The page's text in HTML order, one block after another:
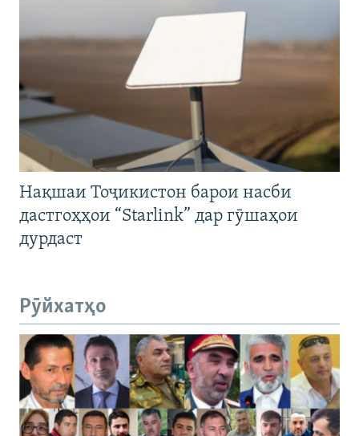
Нақшаи Тоҷикистон барои насби
дастгоҳҳои “Starlink” дар гӯшаҳои
дурдаст
Рӯйхатҳо